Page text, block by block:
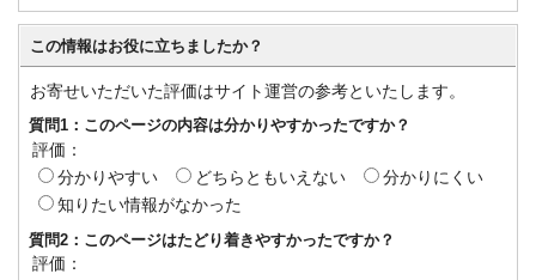
この情報はお役に立ちましたか？
お寄せいただいた評価はサイト運営の参考といたします。
質問1：このページの内容は分かりやすかったですか？
評価：
分かりやすい
どちらともいえない
分かりにくい
知りたい情報がなかった
質問2：このページはたどり着きやすかったですか？
評価：